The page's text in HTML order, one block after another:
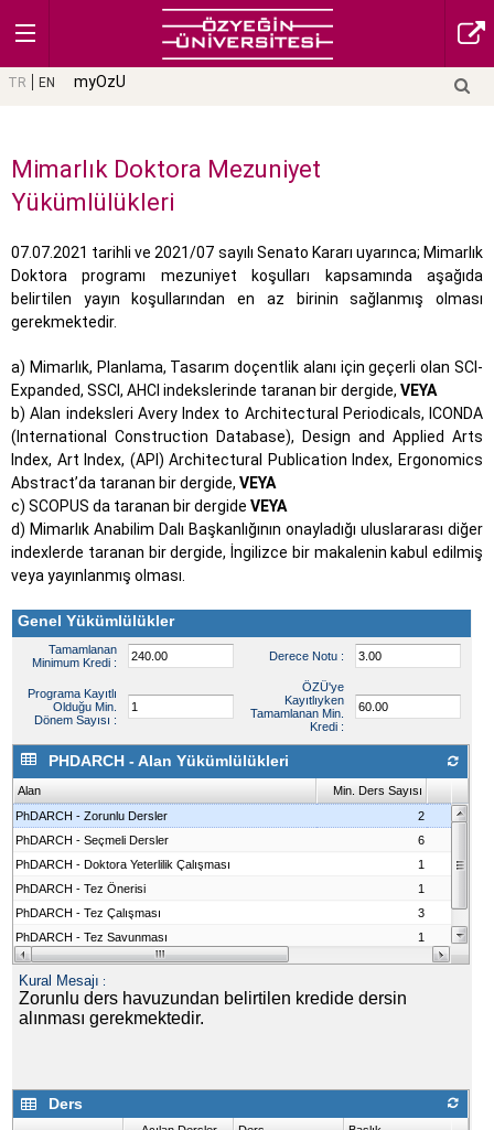
TR EN myOzU
Mimarlık Doktora Mezuniyet
Yükümlülükleri
07.07.2021 tarihli ve 2021/07 sayılı Senato Kararı uyarınca; Mimarlık
Doktora programı mezuniyet koşulları kapsamında aşağıda
belirtilen yayın koşullarından en az birinin sağlanmış olması
gerekmektedir.
a) Mimarlık, Planlama, Tasarım doçentlik alanı için geçerli olan SCI-
Expanded, SSCI, AHCI indekslerinde taranan bir dergide, VEYA
b) Alan indeksleri Avery Index to Architectural Periodicals, ICONDA
(International Construction Database), Design and Applied Arts
Index, Art Index, (API) Architectural Publication Index, Ergonomics
Abstract’da taranan bir dergide, VEYA
c) SCOPUS da taranan bir dergide VEYA
d) Mimarlık Anabilim Dalı Başkanlığının onayladığı uluslararası diğer
indexlerde taranan bir dergide, İngilizce bir makalenin kabul edilmiş
veya yayınlanmış olması.